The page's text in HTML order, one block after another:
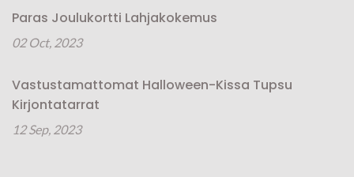
Paras Joulukortti Lahjakokemus
02 Oct, 2023
Vastustamattomat Halloween-Kissa Tupsu
Kirjontatarrat
12 Sep, 2023